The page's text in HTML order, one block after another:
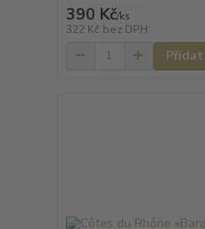
390 Kč/ks
322 Kč bez DPH